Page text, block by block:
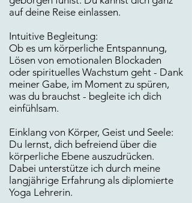
auf deine Reise einlassen.​
Intuitive Begleitung:
Ob es um körperliche Entspannung,
Lösen von emotionalen Blockaden
oder spirituelles Wachstum geht - Dank
meiner Gabe, im Moment zu spüren,
was du brauchst - begleite ich dich
einfühlsam.​
Einklang von Körper, Geist und Seele:
Du lernst, dich befreiend über die
körperliche Ebene auszudrücken.
Dabei unterstütze ich durch meine
langjährige Erfahrung als diplomierte
Yoga Lehrerin.​